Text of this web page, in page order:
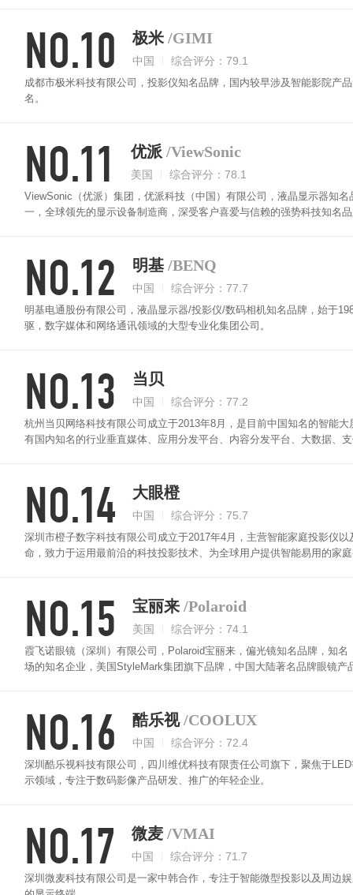
NO.10 极米 /GIMI
中国 综合评分：79.1
成都市极米科技有限公司，投影仪知名品牌，国内较早涉及智能影院产
名。
NO.11 优派 /ViewSonic
美国 综合评分：78.1
ViewSonic（优派）集团，优派科技（中国）有限公司，液晶显示器知
一，全球领先的显示设备制造商，深受客户喜爱与信赖的强势科技知名
NO.12 明基 /BENQ
中国 综合评分：77.7
明基电通股份有限公司，液晶显示器/投影仪/数码相机知名品牌，始于
驱，数字媒体和网络通讯领域的大型专业化集团公司。
NO.13 当贝
中国 综合评分：77.2
杭州当贝网络科技有限公司成立于2013年8月，是目前中国知名的智能
有国内知名的行业垂直媒体、应用分发平台、内容分发平台、大数据、
NO.14 大眼橙
中国 综合评分：75.7
深圳市橙子数字科技有限公司成立于2017年4月，主营智能家庭投影仪
命，致力于运用最前沿的科技投影技术、为全球用户提供智能易用的家
NO.15 宝丽来 /Polaroid
美国 综合评分：74.1
霞飞诺眼镜（深圳）有限公司，Polaroid宝丽来，偏光镜知名品牌，知
场的知名企业，美国StyleMark集团旗下品牌，中国大陆著名品牌眼镜产
NO.16 酷乐视 /COOLUX
中国 综合评分：72.4
深圳酷乐视科技有限公司，四川维优科技有限责任公司旗下，聚焦于
示领域，专注于数码影像产品研发、推广的年轻企业。
NO.17 微麦 /VMAI
中国 综合评分：71.7
深圳微麦科技有限公司是一家中韩合作，专注于智能微型投影以及周边